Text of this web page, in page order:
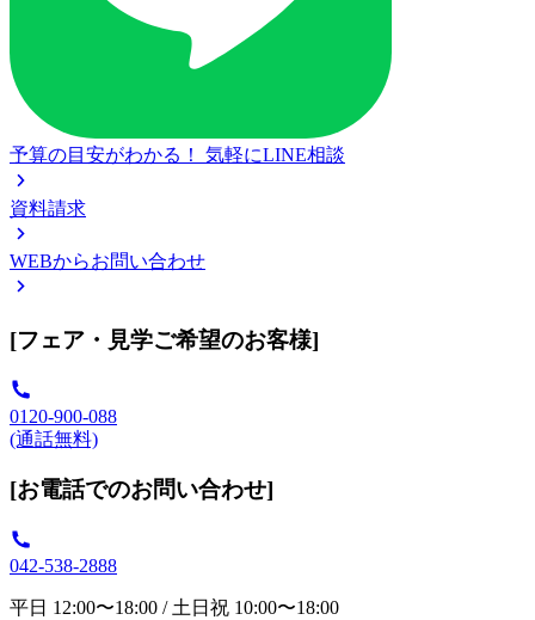
予算の目安がわかる！ 気軽にLINE相談
資料請求
WEBからお問い合わせ
[フェア・見学ご希望のお客様]
0120-900-088
(通話無料)
[お電話でのお問い合わせ]
042-538-2888
平日 12:00〜18:00 / 土日祝 10:00〜18:00